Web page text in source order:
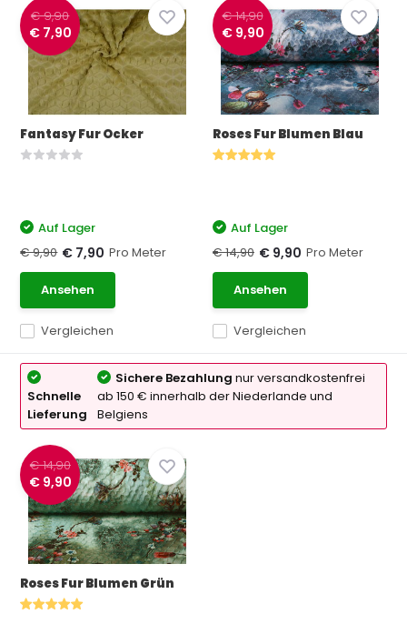
€ 9,90
€ 7,90
Fantasy Fur Ocker
Vergleichen
Auf Lager
€ 9,90 € 7,90 Pro Meter
Ansehen
€ 14,90
€ 9,90
Roses Fur Blumen Blau
Vergleichen
Auf Lager
€ 14,90 € 9,90 Pro Meter
Ansehen
Schnelle
Lieferung
Sichere Bezahlung nur versandkostenfrei
ab 150 € innerhalb der Niederlande und
Belgiens
€ 14,90
€ 9,90
Roses Fur Blumen Grün